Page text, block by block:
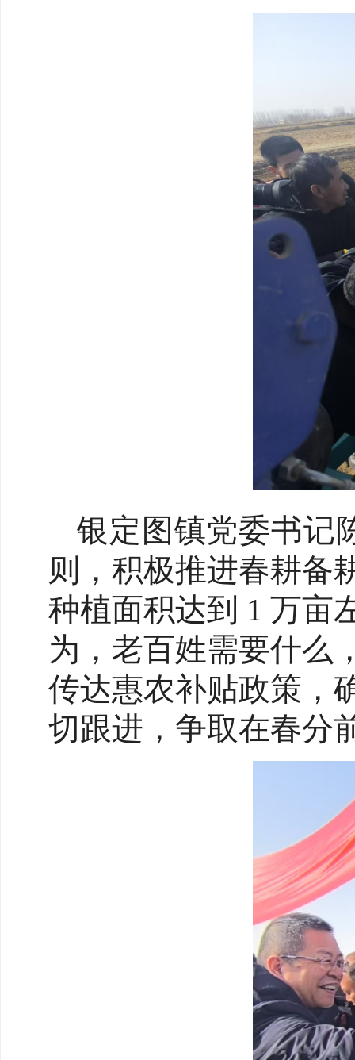
银定图镇党委书记
则，积极推进春耕备
种植面积达到 1 万亩
为，老百姓需要什么
传达惠农补贴政策，
切跟进，争取在春分